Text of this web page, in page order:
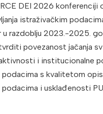
DEI 2026 konferenciji
istraživačkim
u razdoblju 2023.-2025.
povezanost jačanja
i institucionalne
s kvalitetom
i usklađenosti